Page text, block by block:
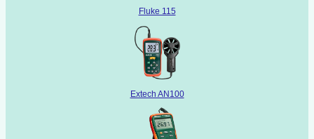
Fluke 115
Extech AN100